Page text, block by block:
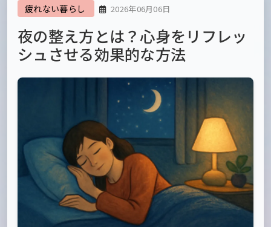
疲れない暮らし 2026年06月06日
夜の整え方とは？心身をリフレッ
シュさせる効果的な方法